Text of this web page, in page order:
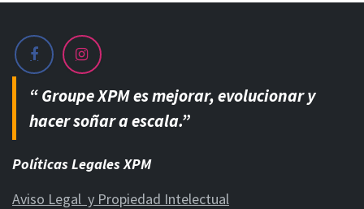
“ Groupe XPM es mejorar, evolucionar y
hacer soñar a escala.”
Políticas Legales XPM
Aviso Legal y Propiedad Intelectual